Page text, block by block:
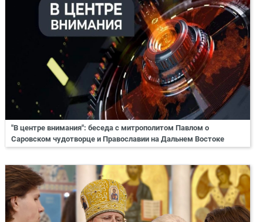
"В центре внимания": беседа с митрополитом Павлом о
Саровском чудотворце и Православии на Дальнем Востоке